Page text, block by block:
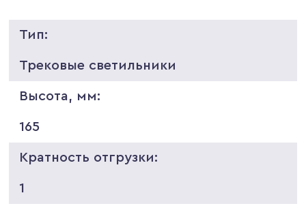
Тип:
Трековые светильники
Высота, мм:
165
Кратность отгрузки:
1